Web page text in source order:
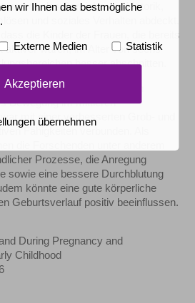
das Bereiche wie Motorik,
und soziales Verhalten abdeckt.
die Kinder der Frauen, die bereits
aktiver waren, im Alter von sechs
besser abschnitten.
zeigten sich Vorteile beim
Bewegung im mittleren
mit einer verbesserten Grob- und
Fähigkeiten verbunden. Als
die Forschenden unter anderem
Prozesse, die Anregung
sowie eine bessere Durchblutung
könnte eine gute körperliche
Geburtsverlauf positiv beeinflussen.
During Pregnancy and
Childhood
wir Ihnen das bestmögliche
Externe Medien Statistik
Akzeptieren
übernehmen